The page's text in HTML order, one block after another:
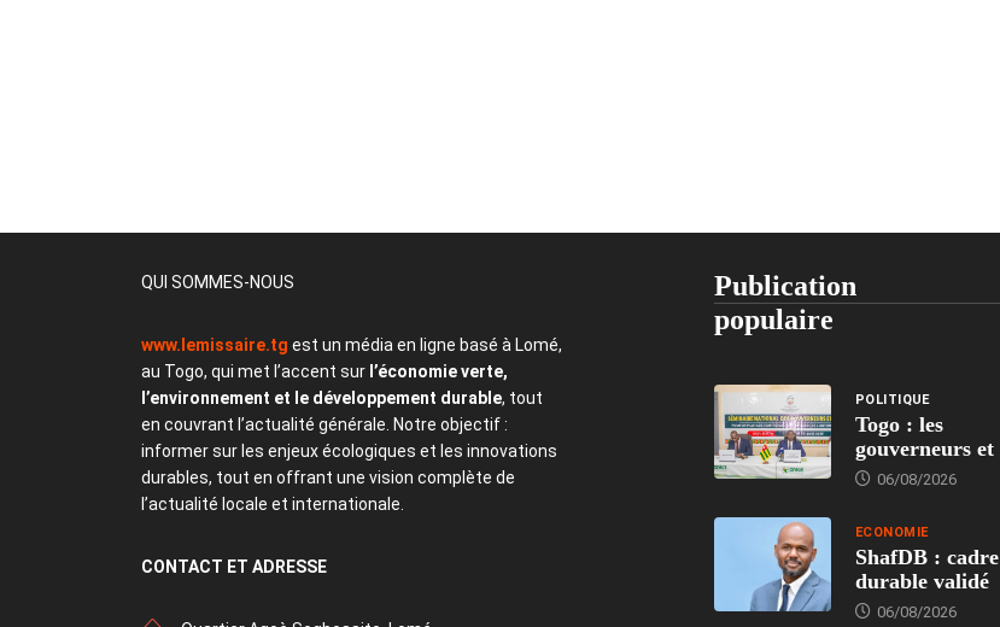
QUI SOMMES-NOUS
www.lemissaire.tg est un média en ligne basé à Lomé,
au Togo, qui met l’accent sur l’économie verte,
l’environnement et le développement durable, tout
en couvrant l’actualité générale. Notre objectif :
informer sur les enjeux écologiques et les innovations
durables, tout en offrant une vision complète de
l’actualité locale et internationale.
CONTACT ET ADRESSE
Publication
populaire
POLITIQUE
Togo : les
gouverneurs et
06/08/2026
ECONOMIE
ShafDB : cadre
durable validé
06/08/2026